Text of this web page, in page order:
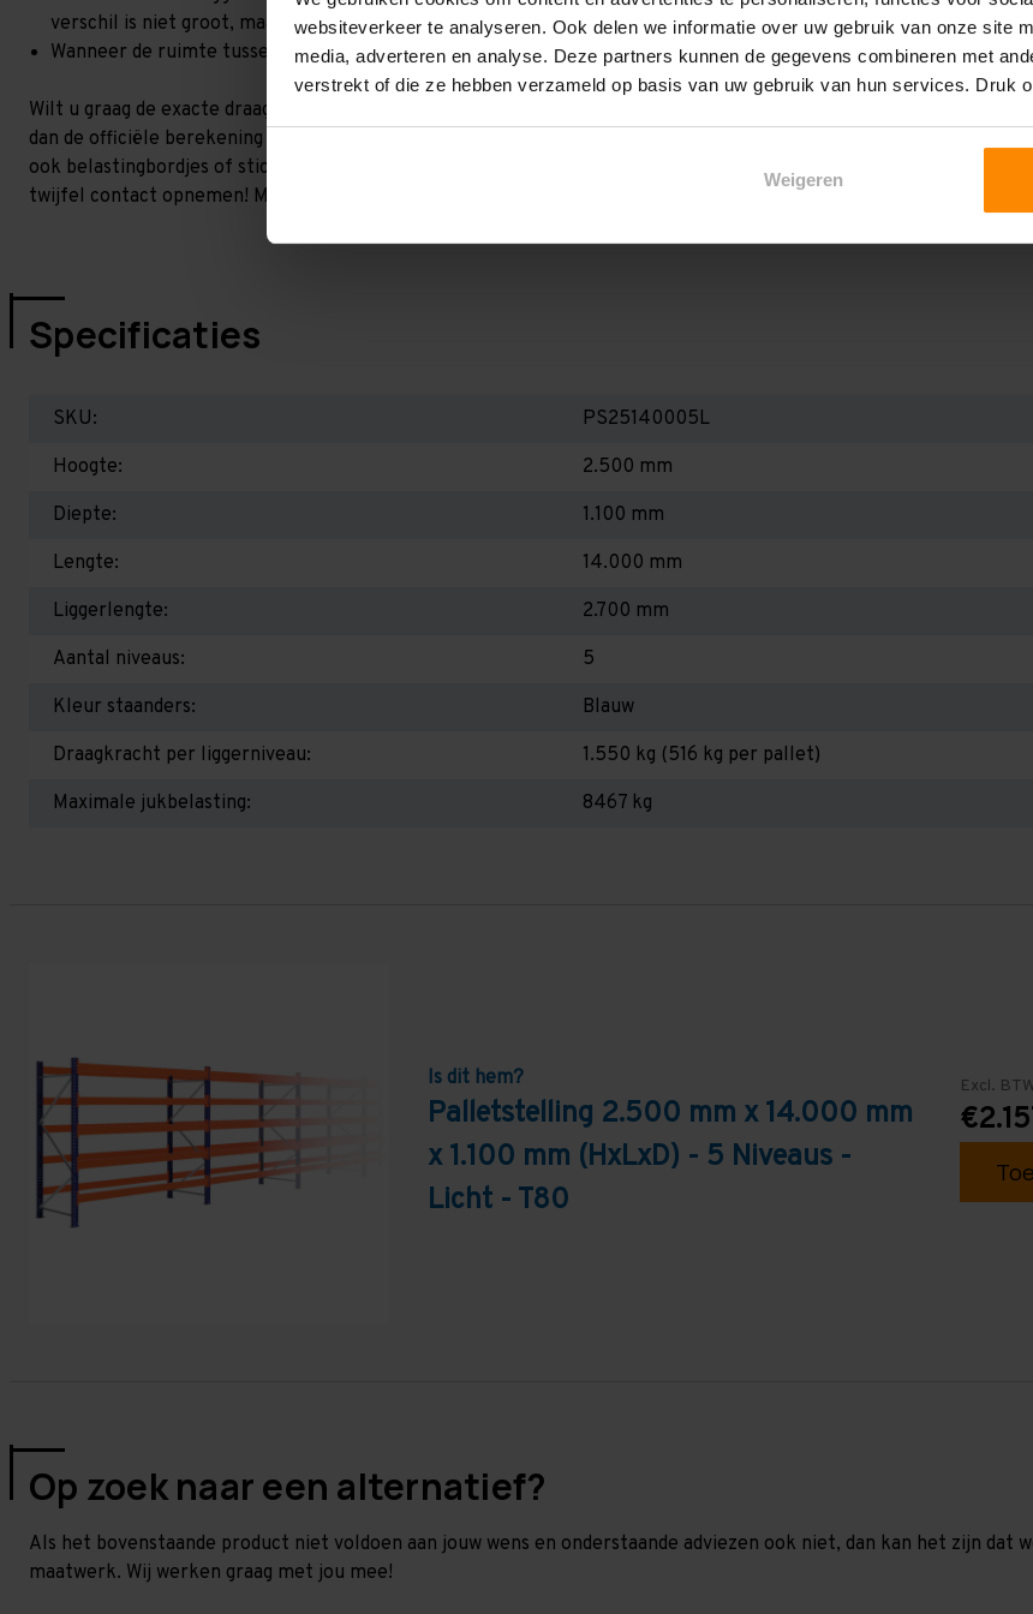
websiteverkeer te analyseren. Ook delen we informatie over uw gebruik van onze site
media, adverteren en analyse. Deze partners kunnen de gegevens combineren met
verstrekt of die ze hebben verzameld op basis van uw gebruik van hun services. Druk
Weigeren
verschil is niet groot, maar wel het beste om dit te laten berekenen!
Wanneer de ruimte tussen de liggerniveaus kleiner is dan 2,25 meter, valt de draagkracht juist iets hoger uit.
Wilt u graag de exacte draagkracht weten in uw situatie? Dan dient u even contact met ons op te nemen. Wij voeren
dan de officiële berekening uit. Dit doen we gratis en voor niets bij aankoop van een rij palletstellingen. Wij kunnen
ook belastingbordjes of stickers meeleveren waar de draagkracht van uw situatie op beschreven staat! Kortom, bij
twijfel contact opnemen! Meer informatie op dit gebied:
Palletstellingen - Belangrijk om te weten!
Specificaties
SKU:
PS25140005L
Hoogte:
2.500 mm
Diepte:
1.100 mm
Lengte:
14.000 mm
Liggerlengte:
2.700 mm
Aantal niveaus:
5
Kleur staanders:
Blauw
Draagkracht per liggerniveau:
1.550 kg (516 kg per pallet)
Maximale jukbelasting:
8467 kg
Is dit hem?
Palletstelling 2.500 mm x 14.000 mm
x 1.100 mm (HxLxD) - 5 Niveaus -
Licht - T80
Excl.
Op zoek naar een alternatief?
Als het bovenstaande product niet voldoen aan jouw wens en onderstaande adviezen ook niet, dan kan het zijn dat
maatwerk. Wij werken graag met jou mee!